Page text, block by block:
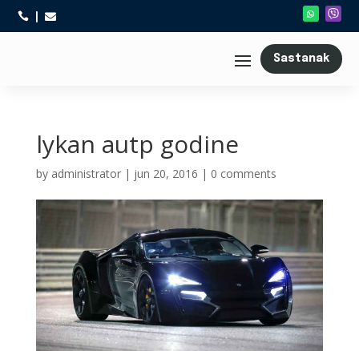
 
Sastanak
lykan autp godine
by administrator| jun 20, 2016 | 0 comments